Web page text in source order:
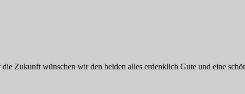
Zukunft wünschen wir den beiden alles erdenklich Gute und eine